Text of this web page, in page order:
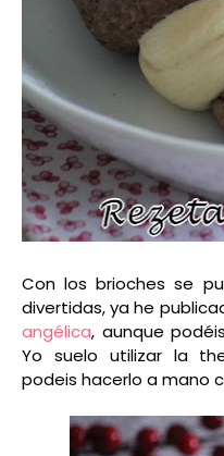
Con los brioches se
divertidas, ya he
angélica, aunque
Yo suelo utilizar la
podeis hacerlo a mano